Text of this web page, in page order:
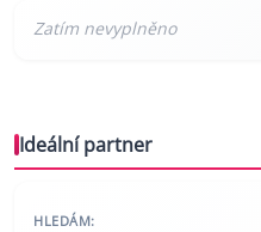
Ideální partner
HLEDÁM: